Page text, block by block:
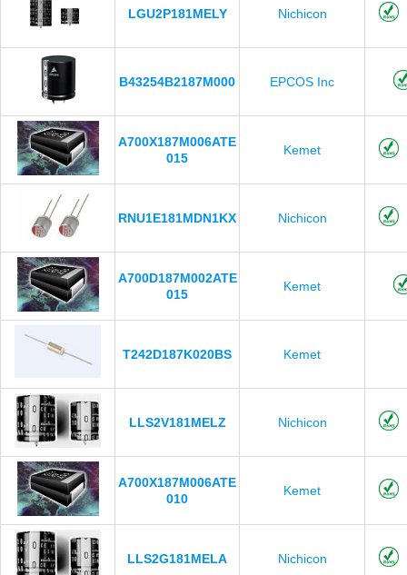
LGU2P181MELY Nichicon
B43254B2187M000 EPCOS Inc
A700X187M006ATE
015
Kemet
RNU1E181MDN1KX Nichicon
A700D187M002ATE
015
Kemet
T242D187K020BS Kemet
LLS2V181MELZ Nichicon
A700X187M006ATE
010
Kemet
LLS2G181MELA Nichicon